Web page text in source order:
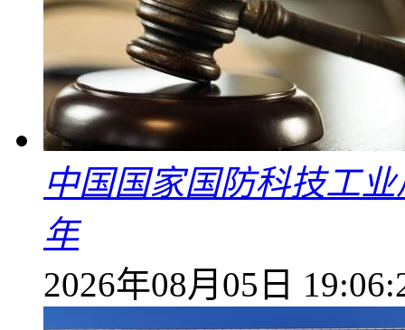
中国国家国防科技工
年
2026年08月05日